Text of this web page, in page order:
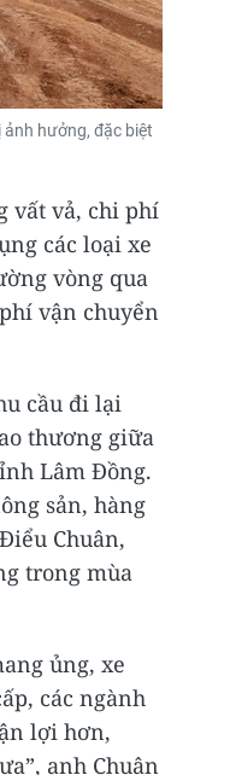
hưởng, đặc biệt
vất vả, chi phí
các loại xe
vòng qua
vận chuyển
cầu đi lại
thương giữa
Lâm Đồng.
sản, hàng
Chuân,
trong mùa
ủng, xe
các ngành
lợi hơn,
anh Chuân